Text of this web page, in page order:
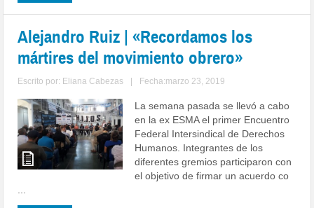
Alejandro Ruiz | «Recordamos los
mártires del movimiento obrero»
Escrito por: Eliana Cabezas Fecha:marzo 23, 2019
La semana pasada se llevó a cabo
en la ex ESMA el primer Encuentro
Federal Intersindical de Derechos
Humanos. Integrantes de los
diferentes gremios participaron con
el objetivo de firmar un acuerdo co
...